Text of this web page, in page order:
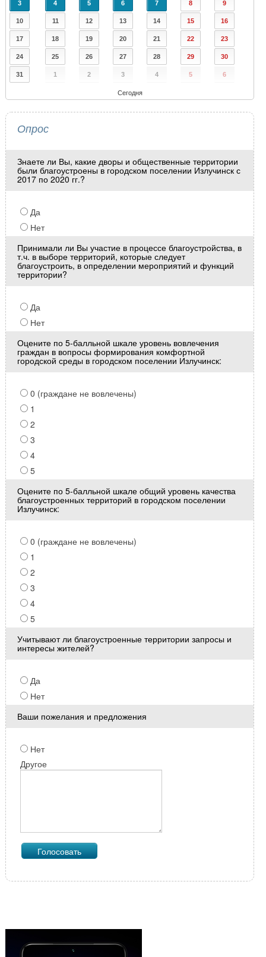
3 4 5 6 7 8 9
10 11 12 13 14 15 16
17 18 19 20 21 22 23
24 25 26 27 28 29 30
31 1 2 3 4 5 6
Сегодня
Опрос
Знаете ли Вы, какие дворы и общественные территории
были благоустроены в городском поселении Излучинск с
2017 по 2020 гг.?
Да
Нет
Принимали ли Вы участие в процессе благоустройства, в
т.ч. в выборе территорий, которые следует
благоустроить, в определении мероприятий и функций
территории?
Да
Нет
Оцените по 5-балльной шкале уровень вовлечения
граждан в вопросы формирования комфортной
городской среды в городском поселении Излучинск:
0 (граждане не вовлечены)
1
2
3
4
5
Оцените по 5-балльной шкале общий уровень качества
благоустроенных территорий в городском поселении
Излучинск:
0 (граждане не вовлечены)
1
2
3
4
5
Учитывают ли благоустроенные территории запросы и
интересы жителей?
Да
Нет
Ваши пожелания и предложения
Нет
Другое